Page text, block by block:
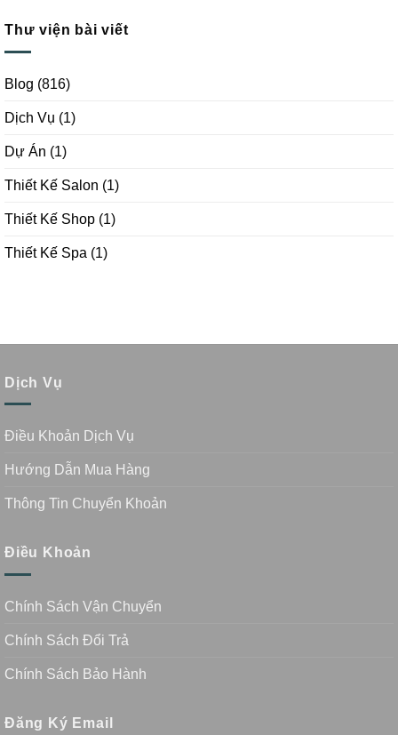
Thư viện bài viết
Blog (816)
Dịch Vụ (1)
Dự Án (1)
Thiết Kế Salon (1)
Thiết Kế Shop (1)
Thiết Kế Spa (1)
Dịch Vụ
Điều Khoản Dịch Vụ
Hướng Dẫn Mua Hàng
Thông Tin Chuyển Khoản
Điều Khoản
Chính Sách Vận Chuyển
Chính Sách Đổi Trả
Chính Sách Bảo Hành
Đăng Ký Email